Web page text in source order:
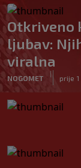
Otkriveno
ljubav:
viralna
NOGOMET
|
prije 1